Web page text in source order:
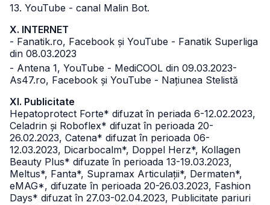
13. YouTube - canal Malin Bot.
X. INTERNET
- Fanatik.ro, Facebook și YouTube - Fanatik Superliga
din 08.03.2023
- Antena 1, YouTube - MediCOOL din 09.03.2023-
As47.ro, Facebook și YouTube - Națiunea Stelistă
XI. Publicitate
Hepatoprotect Forte* difuzat în periada 6-12.02.2023,
Celadrin și Roboflex* difuzat în perioada 20-
26.02.2023, Catena* difuzat în perioada 06-
12.03.2023, Dicarbocalm*, Doppel Herz*, Kollagen
Beauty Plus* difuzate în perioada 13-19.03.2023,
Meltus*, Fanta*, Supramax Articulații*, Dermaten*,
eMAG*, difuzate în perioada 20-26.03.2023, Fashion
Days* difuzat în 27.03-02.04.2023, Publicitate pariuri